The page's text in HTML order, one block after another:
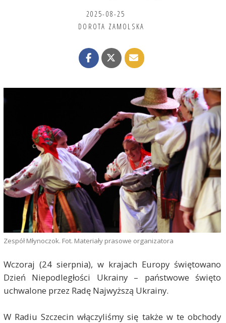
2025-08-25
DOROTA ZAMOLSKA
Zespół Młynoczok. Fot. Materiały prasowe organizatora
Wczoraj (24 sierpnia), w krajach Europy świętowano
Dzień Niepodległości Ukrainy – państwowe święto
uchwalone przez Radę Najwyższą Ukrainy.
W Radiu Szczecin włączyliśmy się także w te obchody